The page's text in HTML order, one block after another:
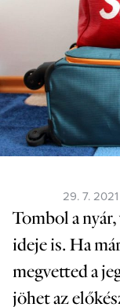
Posted
on
29. 7. 2021
Tombol a
ideje is. Ha
megvetted a
jöhet az